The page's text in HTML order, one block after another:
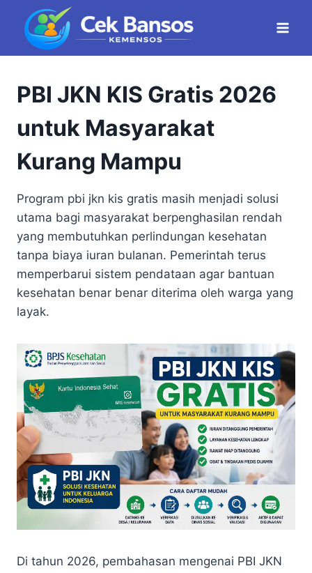
content
PBI JKN KIS Gratis 2026
untuk Masyarakat
Kurang Mampu
Program pbi jkn kis gratis masih menjadi solusi
utama bagi masyarakat berpenghasilan rendah
yang membutuhkan perlindungan kesehatan
tanpa biaya iuran bulanan. Pemerintah terus
memperbarui sistem pendataan agar bantuan
kesehatan benar benar diterima oleh warga yang
layak.
Di tahun 2026, pembahasan mengenai PBI JKN